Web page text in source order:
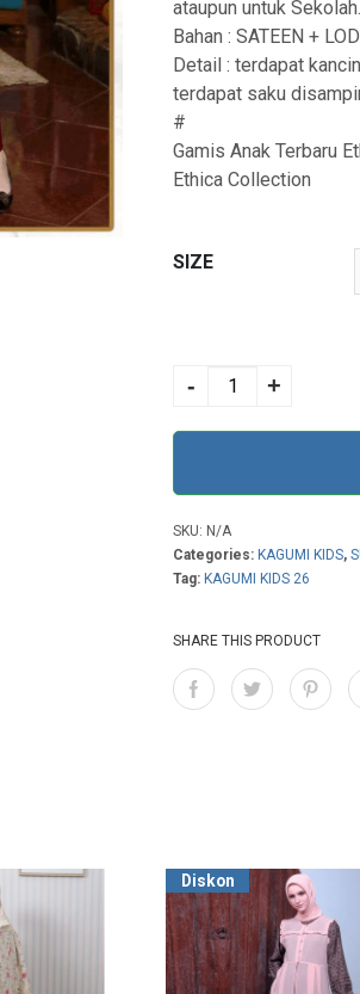
ataupun untuk Sekolah.
Bahan : SATEEN +
Detail : terdapat
terdapat saku
#
Gamis Anak Terbaru
Ethica Collection
SIZE
MAROON quantity
- +
SKU: N/A
Categories: KAGUMI KIDS,
Tag: KAGUMI KIDS 26
SHARE THIS PRODUCT
Diskon